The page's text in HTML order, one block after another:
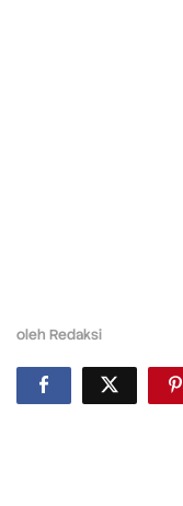
oleh Redaksi